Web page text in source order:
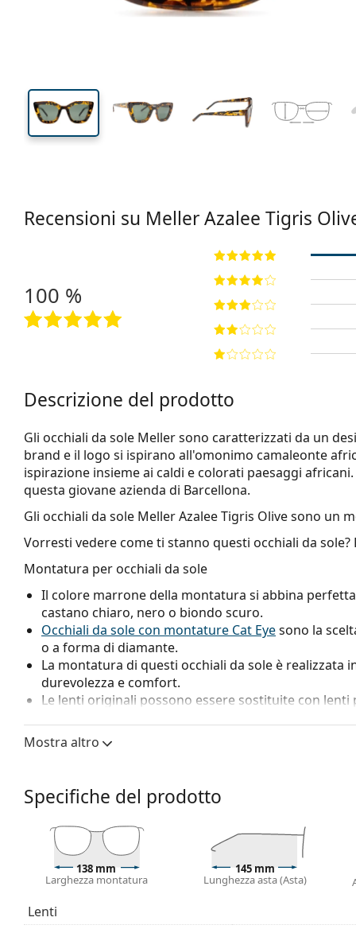
Recensioni su MellerAzalee Tigris
100 %
Descrizione del prodotto
Gli occhiali da sole Meller sono caratterizzati da un
brand e il logo si ispirano all'omonimo camaleonte
ispirazione insieme ai caldi e colorati paesaggi
questa giovane azienda di Barcellona.
Gli occhiali da sole Meller Azalee Tigris Olivesono un
Vorresti vedere come ti stanno questi occhiali da
Montatura per occhiali da sole
Il colore marrone della montatura si abbina
castano chiaro, nero o biondo scuro.
Occhiali da sole con montature Cat Eyesono la
o a forma di diamante.
La montatura di questi occhiali da sole è realizzata
durevolezza e comfort.
Le lenti originali possono essere sostituite con
Lenti per occhiali da sole
La lenti polarizzate con la tecnologia tac (Tri
grande resistenza ai graffi.
Grazie all'esclusiva tecnologia delle
lenti polarizzate
eliminano i riflessi indesiderati e proteggono gli
risoluzione, la profondità e la messa a fuoco. Gli
pericolosi e la luce bianca riflessa. Questo li rende
e pescatori. Ma sono adatti anche come un
Hanno una protezione UV 400, che fornisce una
Mostra altro
Specifiche del prodotto
138 mm
Larghezza montatura
145 mm
Lunghezza asta (Asta)
Lenti